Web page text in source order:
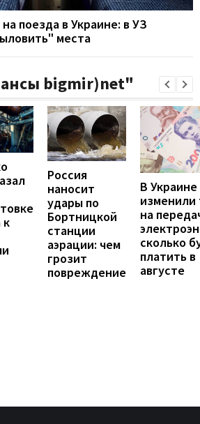
поезда в Украине: в УЗ
места
bigmir)net"
к
Россия
наносит
удары по
Бортницкой
станции
аэрации: чем
грозит
повреждение
В Украине
на
сколько
платить в
августе